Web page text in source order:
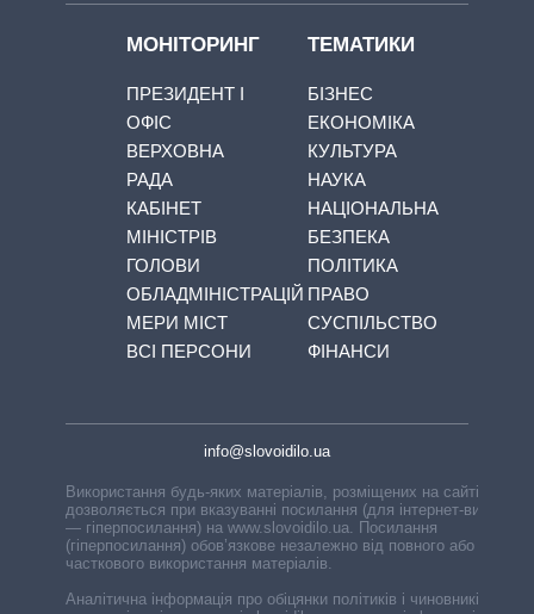
МОНІТОРИНГ
ПРЕЗИДЕНТ І
ОФІС
ВЕРХОВНА
РАДА
КАБІНЕТ
МІНІСТРІВ
ГОЛОВИ
ОБЛАДМІНІСТРАЦІЙ
МЕРИ МІСТ
ВСІ ПЕРСОНИ
ТЕМАТИКИ
БІЗНЕС
ЕКОНОМІКА
КУЛЬТУРА
НАУКА
НАЦІОНАЛЬНА
БЕЗПЕКА
ПОЛІТИКА
ПРАВО
СУСПІЛЬСТВО
ФІНАНСИ
info@slovoidilo.ua
Використання будь-яких матеріалів, розміщених на сайті,
дозволяється при вказуванні посилання (для інтернет-видань
— гіперпосилання) на www.slovoidilo.ua. Посилання
(гіперпосилання) обов’язкове незалежно від повного або
часткового використання матеріалів.
Аналітична інформація про обіцянки політиків і чиновників,